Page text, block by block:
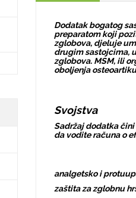
Dodatak bogatog
preparatom koji
zglobova, djeluje
drugim sastojcima,
zglobova. MSM, ili
oboljenja
Svojstva
Sadržaj dodatka
da vodite računa o
analgetsko i
zaštita za zglobnu